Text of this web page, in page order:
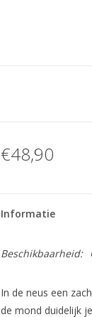
€48,90
Informatie
Beschikbaarheid:
In de neus een
de mond duidelijk